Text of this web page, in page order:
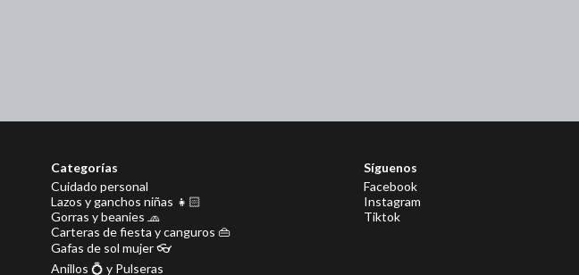
Categorías
Cuidado personal
Lazos y ganchos niñas 👧🏻
Gorras y beanies 🧢
Carteras de fiesta y canguros 👜
Gafas de sol mujer 👓
Anillos 💍 y Pulseras
Síguenos
Facebook
Instagram
Tiktok